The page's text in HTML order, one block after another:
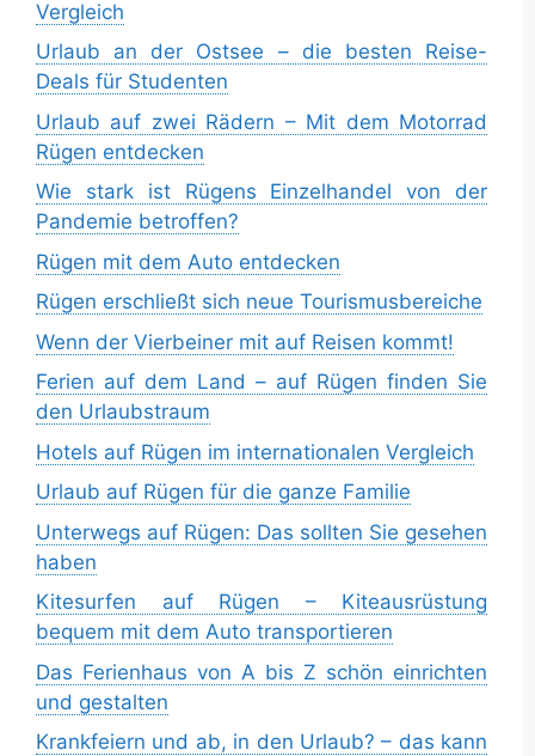
Vergleich
Urlaub an der Ostsee – die besten Reise-
Deals für Studenten
Urlaub auf zwei Rädern – Mit dem Motorrad
Rügen entdecken
Wie stark ist Rügens Einzelhandel von der
Pandemie betroffen?
Rügen mit dem Auto entdecken
Rügen erschließt sich neue Tourismusbereiche
Wenn der Vierbeiner mit auf Reisen kommt!
Ferien auf dem Land – auf Rügen finden Sie
den Urlaubstraum
Hotels auf Rügen im internationalen Vergleich
Urlaub auf Rügen für die ganze Familie
Unterwegs auf Rügen: Das sollten Sie gesehen
haben
Kitesurfen auf Rügen – Kiteausrüstung
bequem mit dem Auto transportieren
Das Ferienhaus von A bis Z schön einrichten
und gestalten
Krankfeiern und ab, in den Urlaub? – das kann